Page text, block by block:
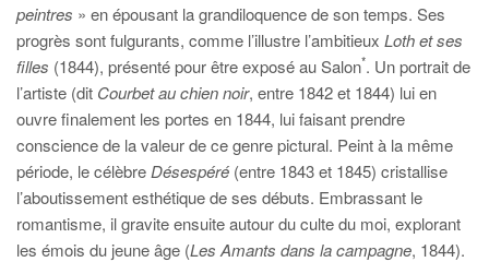
peintres » en épousant la grandiloquence de son temps. Ses
progrès sont fulgurants, comme l’illustre l’ambitieux Loth et ses
filles (1844), présenté pour être exposé au Salon*. Un portrait de
l’artiste (dit Courbet au chien noir, entre 1842 et 1844) lui en
ouvre finalement les portes en 1844, lui faisant prendre
conscience de la valeur de ce genre pictural. Peint à la même
période, le célèbre Désespéré (entre 1843 et 1845) cristallise
l’aboutissement esthétique de ses débuts. Embrassant le
romantisme, il gravite ensuite autour du culte du moi, explorant
les émois du jeune âge (Les Amants dans la campagne, 1844).